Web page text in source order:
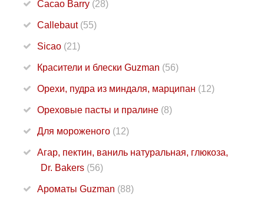
Cacao Barry (28)
Callebaut (55)
Sicao (21)
Красители и блески Guzman (56)
Орехи, пудра из миндаля, марципан (12)
Ореховые пасты и пралине (8)
Для мороженого (12)
Агар, пектин, ваниль натуральная, глюкоза,
Dr. Bakers (56)
Ароматы Guzman (88)